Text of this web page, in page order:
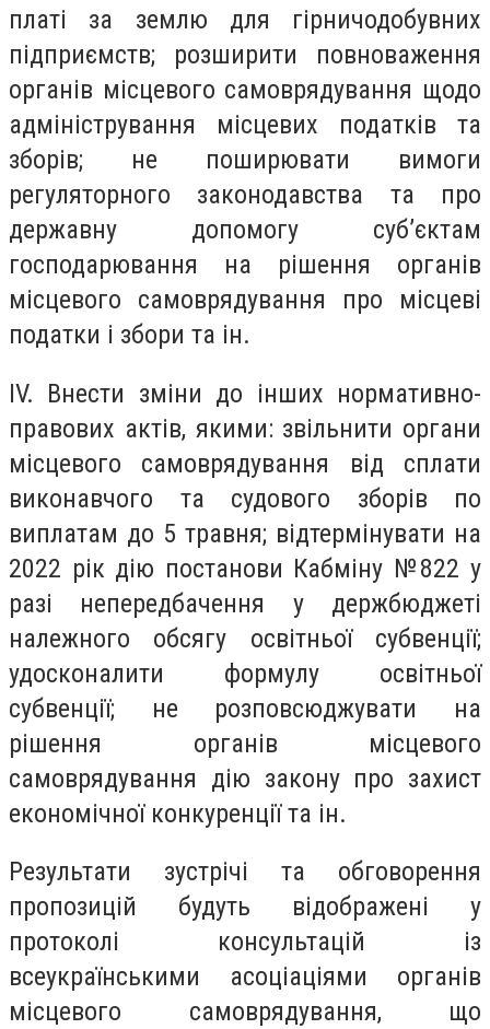
платі за землю для гірничодобувних
підприємств; розширити повноваження
органів місцевого самоврядування щодо
адміністрування місцевих податків та
зборів; не поширювати вимоги
регуляторного законодавства та про
державну допомогу суб’єктам
господарювання на рішення органів
місцевого самоврядування про місцеві
податки і збори та ін.
ІV. Внести зміни до інших нормативно-
правових актів, якими: звільнити органи
місцевого самоврядування від сплати
виконавчого та судового зборів по
виплатам до 5 травня; відтермінувати на
2022 рік дію постанови Кабміну №822 у
разі непередбачення у держбюджеті
належного обсягу освітньої субвенції;
удосконалити формулу освітньої
субвенції; не розповсюджувати на
рішення органів місцевого
самоврядування дію закону про захист
економічної конкуренції та ін.
Результати зустрічі та обговорення
пропозицій будуть відображені у
протоколі консультацій із
всеукраїнськими асоціаціями органів
місцевого самоврядування, що